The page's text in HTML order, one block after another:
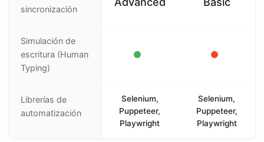
sincronización
Simulación de
escritura (Human
Typing)
Librerías de
automatización
Selenium,
Puppeteer,
Playwright
Selenium,
Puppeteer,
Playwright